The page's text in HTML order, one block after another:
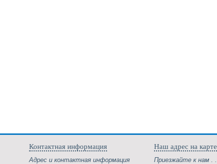
Контактная информация
Адрес и контактная информация
Наш адрес на карте
Приезжайте к нам .